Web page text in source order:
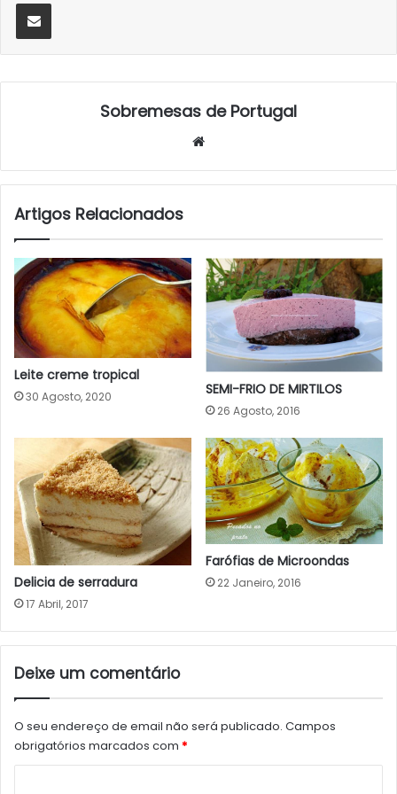
Sobremesas de Portugal
Artigos Relacionados
Leite creme tropical
30 Agosto, 2020 SEMI-FRIO DE MIRTILOS
26 Agosto, 2016
Delicia de serradura
17 Abril, 2017
Farófias de Microondas
22 Janeiro, 2016
Deixe um comentário
O seu endereço de email não será publicado. Campos
obrigatórios marcados com *